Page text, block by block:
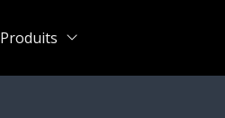
Produits